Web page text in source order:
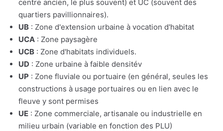
centre ancien, le plus souvent) et UC (souvent des
quartiers pavillionnaires).
UB : Zone d'extension urbaine à vocation d'habitat
UCA : Zone paysagère
UCB : Zone d'habitats individuels.
UD : Zone urbaine à faible densitév
UP : Zone fluviale ou portuaire (en général, seules les
constructions à usage portuaires ou en lien avec le
fleuve y sont permises
UE : Zone commerciale, artisanale ou industrielle en
milieu urbain (variable en fonction des PLU)